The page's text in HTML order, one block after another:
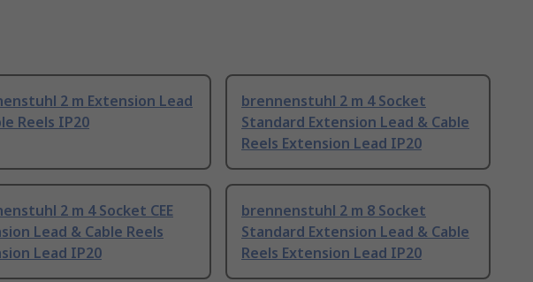
2 m Extension Lead
Reels IP20
brennenstuhl 2 m 4 Socket
Standard Extension Lead & Cable
Reels Extension Lead IP20
2 m 4 Socket CEE
Lead & Cable Reels
Lead IP20
brennenstuhl 2 m 8 Socket
Standard Extension Lead & Cable
Reels Extension Lead IP20